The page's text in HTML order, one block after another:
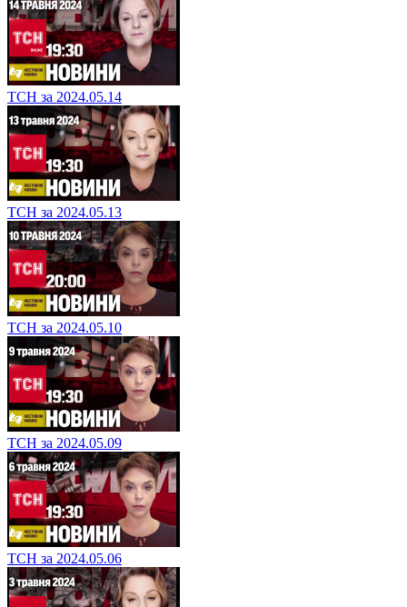
ТСН за 2024.05.14
ТСН за 2024.05.13
ТСН за 2024.05.10
ТСН за 2024.05.09
ТСН за 2024.05.06